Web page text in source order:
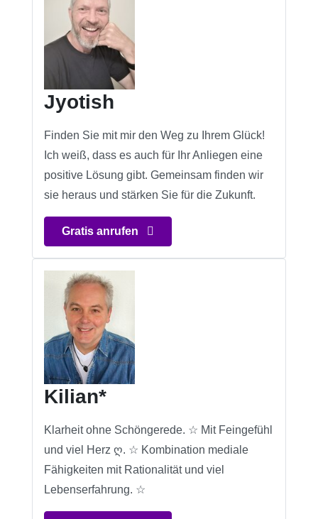
Jyotish
Finden Sie mit mir den Weg zu Ihrem Glück!
Ich weiß, dass es auch für Ihr Anliegen eine
positive Lösung gibt. Gemeinsam finden wir
sie heraus und stärken Sie für die Zukunft.
Gratis anrufen
Kilian*
Klarheit ohne Schöngerede. ☆ Mit Feingefühl
und viel Herz ღ. ☆ Kombination mediale
Fähigkeiten mit Rationalität und viel
Lebenserfahrung. ☆